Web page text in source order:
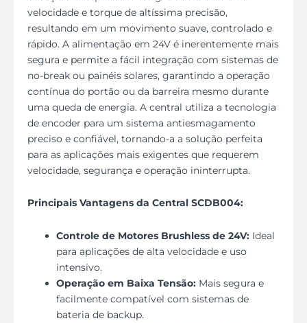
velocidade e torque de altíssima precisão,
resultando em um movimento suave, controlado e
rápido. A alimentação em 24V é inerentemente mais
segura e permite a fácil integração com sistemas de
no-break ou painéis solares, garantindo a operação
contínua do portão ou da barreira mesmo durante
uma queda de energia. A central utiliza a tecnologia
de encoder para um sistema antiesmagamento
preciso e confiável, tornando-a a solução perfeita
para as aplicações mais exigentes que requerem
velocidade, segurança e operação ininterrupta.
Principais Vantagens da Central SCDB004:
Controle de Motores Brushless de 24V: Ideal
para aplicações de alta velocidade e uso
intensivo.
Operação em Baixa Tensão: Mais segura e
facilmente compatível com sistemas de
bateria de backup.